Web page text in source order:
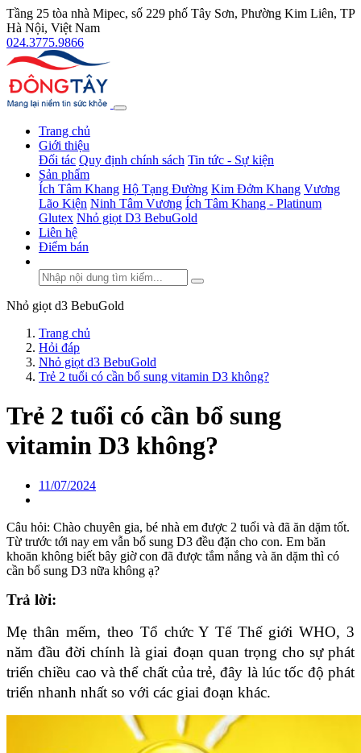
Tầng 25 tòa nhà Mipec, số 229 phố Tây Sơn, Phường Kim Liên, TP
Hà Nội, Việt Nam
024.3775.9866
Trang chủ
Giới thiệu
Đối tác Quy định chính sách Tin tức - Sự kiện
Sản phẩm
Ích Tâm Khang Hộ Tạng Đường Kim Đởm Khang Vương
Lão Kiện Ninh Tâm Vương Ích Tâm Khang - Platinum
Glutex Nhỏ giọt D3 BebuGold
Liên hệ
Điểm bán
Nhỏ giọt d3 BebuGold
Trang chủ
Hỏi đáp
Nhỏ giọt d3 BebuGold
Trẻ 2 tuổi có cần bổ sung vitamin D3 không?
Trẻ 2 tuổi có cần bổ sung
vitamin D3 không?
11/07/2024
Câu hỏi: Chào chuyên gia, bé nhà em được 2 tuổi và đã ăn dặm tốt.
Từ trước tới nay em vẫn bổ sung D3 đều đặn cho con. Em băn
khoăn không biết bây giờ con đã được tắm nắng và ăn dặm thì có
cần bổ sung D3 nữa không ạ?
Trả lời:
Mẹ thân mếm, theo Tổ chức Y Tế Thế giới WHO, 3
năm đầu đời chính là giai đoạn quan trọng cho sự phát
triển chiều cao và thể chất của trẻ, đây là lúc tốc độ phát
triển nhanh nhất so với các giai đoạn khác.